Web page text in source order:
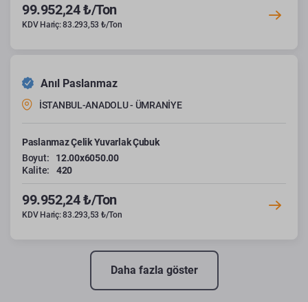
99.952,24 ₺/Ton
KDV Hariç: 83.293,53 ₺/Ton
Anıl Paslanmaz
İSTANBUL-ANADOLU - ÜMRANİYE
Paslanmaz Çelik Yuvarlak Çubuk
Boyut:
12.00x6050.00
Kalite:
420
99.952,24 ₺/Ton
KDV Hariç: 83.293,53 ₺/Ton
Daha fazla göster